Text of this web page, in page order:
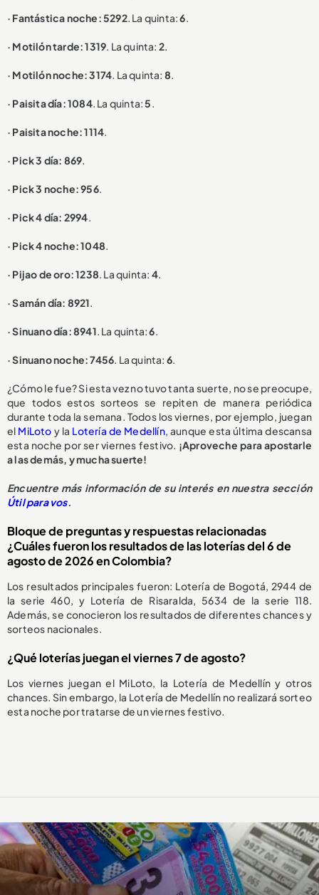
· Fantástica noche: 5292. La quinta:6.
· Motilón tarde: 1319. La quinta: 2.
· Motilón noche: 3174. La quinta: 8.
· Paisita día: 1084. La quinta:5.
· Paisita noche: 1114.
· Pick 3 día: 869.
· Pick 3 noche: 956.
· Pick 4 día: 2994.
· Pick 4 noche: 1048.
· Pijao de oro: 1238. La quinta: 4.
· Samán día: 8921.
· Sinuano día: 8941. La quinta:6.
· Sinuano noche: 7456. La quinta: 6.
¿Cómo le fue? Si esta vez no tuvo tanta suerte, no se preocupe,
que todos estos sorteos se repiten de manera periódica
durante toda la semana. Todos los viernes, por ejemplo, juegan
el MiLoto y la Lotería de Medellín, aunque esta última descansa
esta noche por ser viernes festivo. ¡Aproveche para apostarle
a las demás, y mucha suerte!
Encuentre más información de su interés en nuestra sección
Útil para vos.
Bloque de preguntas y respuestas relacionadas
¿Cuáles fueron los resultados de las loterías del 6 de
agosto de 2026 en Colombia?
Los resultados principales fueron: Lotería de Bogotá, 2944 de
la serie 460, y Lotería de Risaralda, 5634 de la serie 118.
Además, se conocieron los resultados de diferentes chances y
sorteos nacionales.
¿Qué loterías juegan el viernes 7 de agosto?
Los viernes juegan el MiLoto, la Lotería de Medellín y otros
chances. Sin embargo, la Lotería de Medellín no realizará sorteo
esta noche por tratarse de un viernes festivo.